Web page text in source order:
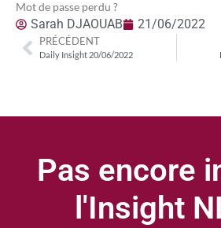
Mot de passe perdu ?
Sarah DJAOUAB 21/06/2022
PRÉCÉDENT
Daily Insight 20/06/2022
Pas encore
l'Insight